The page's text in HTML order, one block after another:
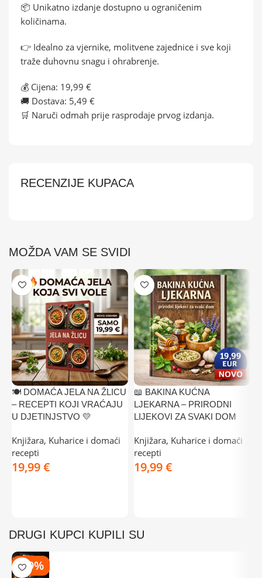
📦 Unikatno izdanje dostupno u ograničenim
količinama.
👉 Idealno za vjernike, molitvene zajednice i sve koji
traže duhovnu snagu i ohrabrenje.
💰 Cijena: 19,99 €
🚚 Dostava: 5,49 €
🛒 Naruči odmah prije rasprodaje prvog izdanja.
RECENZIJE KUPACA
MOŽDA VAM SE SVIDI
🍽️ DOMAĆA JELA NA ŽLICU
– RECEPTI KOJI VRAĆAJU
U DJETINJSTVO 💛
Knjižara, Kuharice i domaći
recepti
€
📖 BAKINA KUĆNA
LJEKARNA – PRIRODNI
LIJEKOVI ZA SVAKI DOM
Knjižara, Kuharice i domaći
recepti
€
DRUGI KUPCI KUPILI SU
-39%